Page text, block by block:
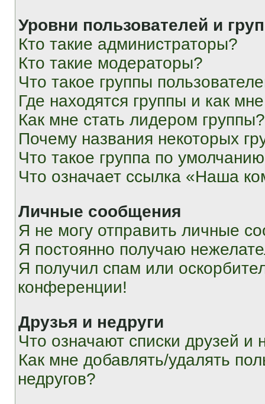
Уровни пользователей и
Кто такие администраторы?
Кто такие модераторы?
Что такое группы
Где находятся группы и как
Как мне стать лидером группы?
Почему названия некоторых
Что такое группа по
Что означает ссылка «Наша
Личные сообщения
Я не могу отправить личные
Я постоянно получаю
Я получил спам или
конференции!
Друзья и недруги
Что означают списки друзей и
Как мне добавлять/удалять
недругов?